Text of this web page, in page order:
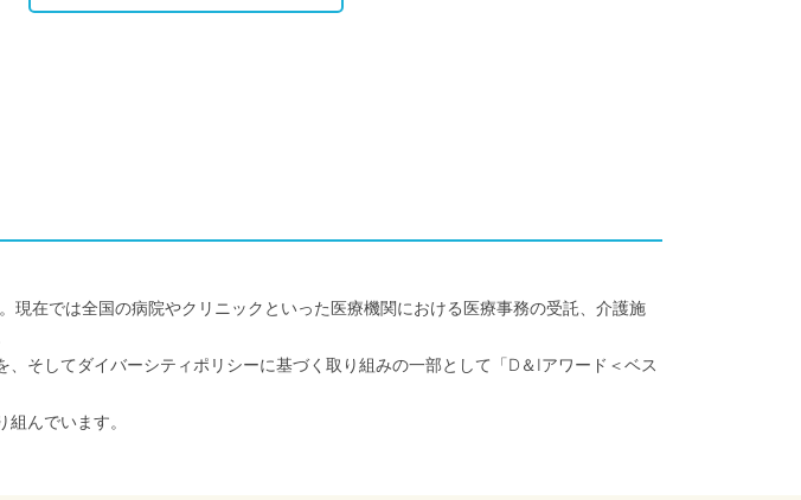
在では全国の病院やクリニックといった医療機関における医療事務の受託、介護施
そしてダイバーシティポリシーに基づく取り組みの一部として「D＆Iアワード＜ベス
んでいます。